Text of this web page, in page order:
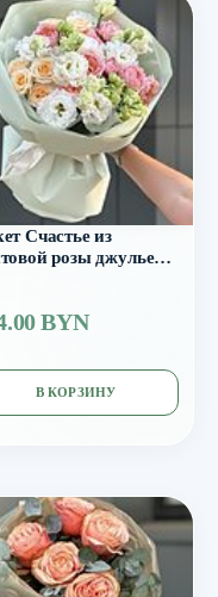
Счастье из
розы джульета,
BYN
В КОРЗИНУ